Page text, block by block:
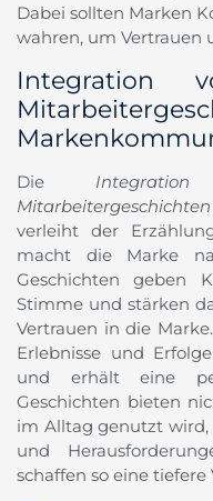
Dabei sollten Marken
wahren, um Vertrauen
Integration
Die
Mitarbeitergeschichten
verleiht der
macht die Marke
Geschichten geben
Stimme und stärken
Vertrauen in die
Erlebnisse und
und erhält eine
Geschichten bieten
im Alltag genutzt wird,
und
schaffen so eine